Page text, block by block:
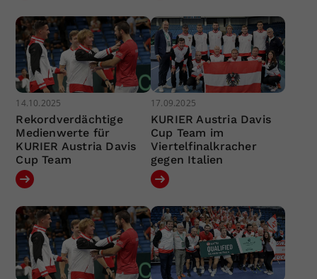
14.10.2025
Rekordverdächtige
Medienwerte für
KURIER Austria Davis
Cup Team
17.09.2025
KURIER Austria Davis
Cup Team im
Viertelfinalkracher
gegen Italien